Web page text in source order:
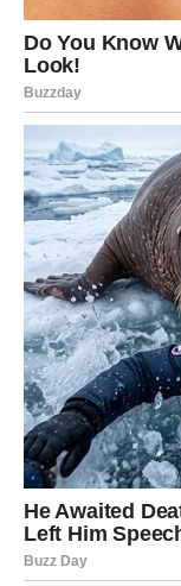
Pred vama su
RIBE
Ribe ulaze u
života.
Poslije mnogo
ljubavi.
Sudbina
Pred vama su
Zvijezde sada
pokazuju da
promjene.
kojima dolaze